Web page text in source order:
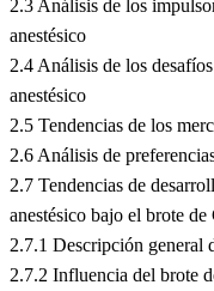
2.3 Análisis de los
anestésico
2.4 Análisis de los
anestésico
2.5 Tendencias de los
2.6 Análisis de
2.7 Tendencias de
anestésico bajo el brote
2.7.1 Descripción general
2.7.2 Influencia del brote